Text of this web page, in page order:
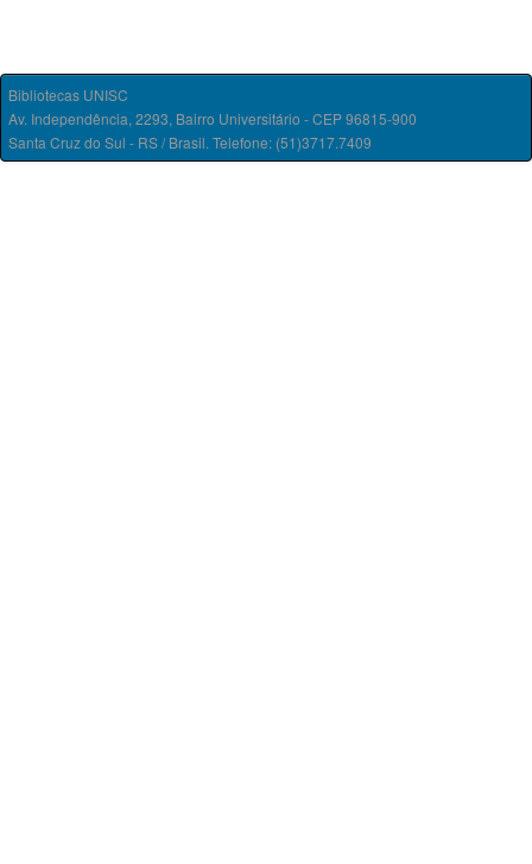
Bibliotecas UNISC
Av. Independência, 2293, Bairro Universitário - CEP 96815-900
Santa Cruz do Sul - RS / Brasil. Telefone: (51)3717.7409